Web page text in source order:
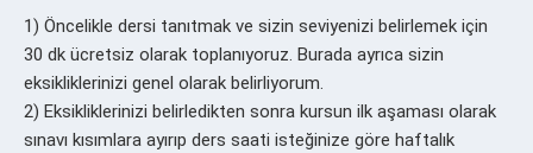
1) Öncelikle dersi tanıtmak ve sizin seviyenizi belirlemek için
30 dk ücretsiz olarak toplanıyoruz. Burada ayrıca sizin
eksikliklerinizi genel olarak belirliyorum.
2) Eksikliklerinizi belirledikten sonra kursun ilk aşaması olarak
sınavı kısımlara ayırıp ders saati isteğinize göre haftalık